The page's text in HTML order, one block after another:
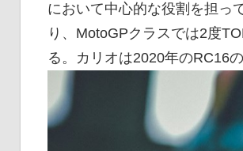
において中心的な役割を担っ
り、MotoGPクラスでは2度
る。カリオは2020年のRC16